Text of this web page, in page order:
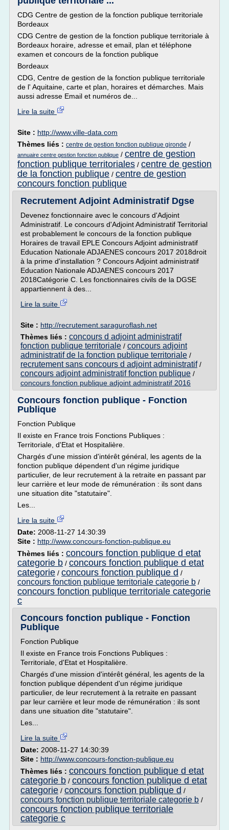
CDG Centre de gestion de la fonction publique territoriale
Bordeaux
CDG Centre de gestion de la fonction publique territoriale à
Bordeaux horaire, adresse et email, plan et téléphone
examen et concours de la fonction publique
Bordeaux
CDG, Centre de gestion de la fonction publique territoriale
de l' Aquitaine, carte et plan, horaires et démarches. Mais
aussi adresse Email et numéros de...
Lire la suite
Site : http://www.ville-data.com
Thèmes liés : centre de gestion fonction publique gironde /
annuaire centre gestion fonction publique / centre de gestion
fonction publique territoriales / centre de gestion
de la fonction publique / centre de gestion
concours fonction publique
Recrutement Adjoint Administratif Dgse
Devenez fonctionnaire avec le concours d'Adjoint
Administratif. Le concours d'Adjoint Administratif Territorial
est probablement le concours de la fonction publique
Horaires de travail EPLE Concours Adjoint administratif
Education Nationale ADJAENES concours 2017 2018droit
à la prime d'installation ? Concours Adjoint administratif
Education Nationale ADJAENES concours 2017
2018Catégorie C. Les fonctionnaires civils de la DGSE
appartiennent à des...
Lire la suite
Site : http://recrutement.saraguroflash.net
Thèmes liés : concours d adjoint administratif
fonction publique territoriale / concours adjoint
administratif de la fonction publique territoriale /
recrutement sans concours d adjoint administratif/
concours adjoint administratif fonction publique /
concours fonction publique adjoint administratif 2016
Concours fonction publique - Fonction
Publique
Fonction Publique
Il existe en France trois Fonctions Publiques :
Territoriale, d'Etat et Hospitalière.
Chargés d'une mission d'intérêt général, les agents de la
fonction publique dépendent d'un régime juridique
particulier, de leur recrutement à la retraite en passant par
leur carrière et leur mode de rémunération : ils sont dans
une situation dite "statutaire".
Les...
Lire la suite
Date: 2008-11-27 14:30:39
Site : http://www.concours-fonction-publique.eu
Thèmes liés : concours fonction publique d etat
categorie b / concours fonction publique d etat
categorie / concours fonction publique d /
concours fonction publique territoriale categorie b /
concours fonction publique territoriale categorie
c
Concours fonction publique - Fonction
Publique
Fonction Publique
Il existe en France trois Fonctions Publiques :
Territoriale, d'Etat et Hospitalière.
Chargés d'une mission d'intérêt général, les agents de la
fonction publique dépendent d'un régime juridique
particulier, de leur recrutement à la retraite en passant
par leur carrière et leur mode de rémunération : ils sont
dans une situation dite "statutaire".
Les...
Lire la suite
Date: 2008-11-27 14:30:39
Site : http://www.concours-fonction-publique.eu
Thèmes liés : concours fonction publique d etat
categorie b / concours fonction publique d etat
categorie / concours fonction publique d /
concours fonction publique territoriale categorie b /
concours fonction publique territoriale
categorie c